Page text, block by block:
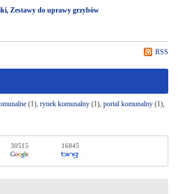
Zestawy do uprawy grzybów
RSS
(1), rynek komunalny(1), portal komunalny(1),
30515 16845